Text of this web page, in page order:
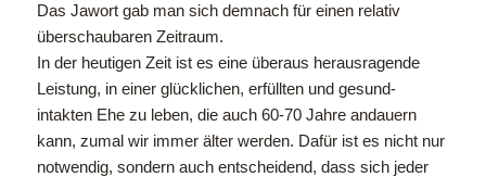
Das Jawort gab man sich demnach für einen relativ
überschaubaren Zeitraum.
In der heutigen Zeit ist es eine überaus herausragende
Leistung, in einer glücklichen, erfüllten und gesund-
intakten Ehe zu leben, die auch 60-70 Jahre andauern
kann, zumal wir immer älter werden. Dafür ist es nicht nur
notwendig, sondern auch entscheidend, dass sich jeder